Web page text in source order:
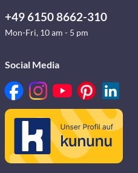
+49 6150 8662-310
Mon-Fri, 10 am - 5 pm
Social Media